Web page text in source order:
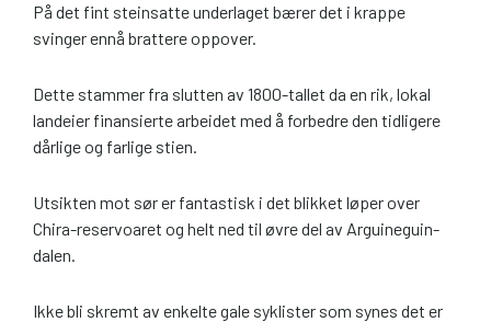
På det fint steinsatte underlaget bærer det i krappe
svinger ennå brattere oppover.
Dette stammer fra slutten av 1800-tallet da en rik, lokal
landeier finansierte arbeidet med å forbedre den tidligere
dårlige og farlige stien.
Utsikten mot sør er fantastisk i det blikket løper over
Chira-reservoaret og helt ned til øvre del av Arguineguin-
dalen.
Ikke bli skremt av enkelte gale syklister som synes det er